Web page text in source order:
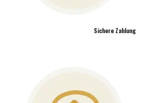
Sichere Zahlung